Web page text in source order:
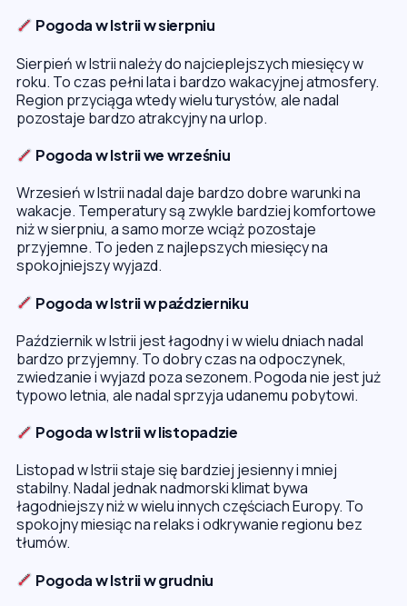
Pogoda w Istrii w sierpniu
Sierpień w Istrii należy do najcieplejszych miesięcy w
roku. To czas pełni lata i bardzo wakacyjnej atmosfery.
Region przyciąga wtedy wielu turystów, ale nadal
pozostaje bardzo atrakcyjny na urlop.
Pogoda w Istrii we wrześniu
Wrzesień w Istrii nadal daje bardzo dobre warunki na
wakacje. Temperatury są zwykle bardziej komfortowe
niż w sierpniu, a samo morze wciąż pozostaje
przyjemne. To jeden z najlepszych miesięcy na
spokojniejszy wyjazd.
Pogoda w Istrii w październiku
Październik w Istrii jest łagodny i w wielu dniach nadal
bardzo przyjemny. To dobry czas na odpoczynek,
zwiedzanie i wyjazd poza sezonem. Pogoda nie jest już
typowo letnia, ale nadal sprzyja udanemu pobytowi.
Pogoda w Istrii w listopadzie
Listopad w Istrii staje się bardziej jesienny i mniej
stabilny. Nadal jednak nadmorski klimat bywa
łagodniejszy niż w wielu innych częściach Europy. To
spokojny miesiąc na relaks i odkrywanie regionu bez
tłumów.
Pogoda w Istrii w grudniu